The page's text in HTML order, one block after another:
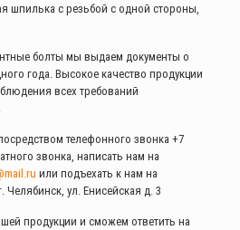
шпилька с резьбой с одной стороны,
болты мы выдаем документы о
года. Высокое качество продукции
всех требований
телефонного звонка +7
звонка, написать нам на
или подъехать к нам на
Челябинск, ул. Енисейская д. 3
продукции и сможем ответить на